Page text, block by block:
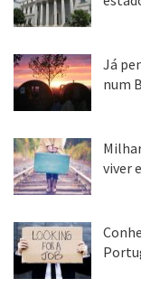
A entrada
inspirada em
Em 2000, o
arquitetura
teto de vidro,
espaço
Já
num
viver